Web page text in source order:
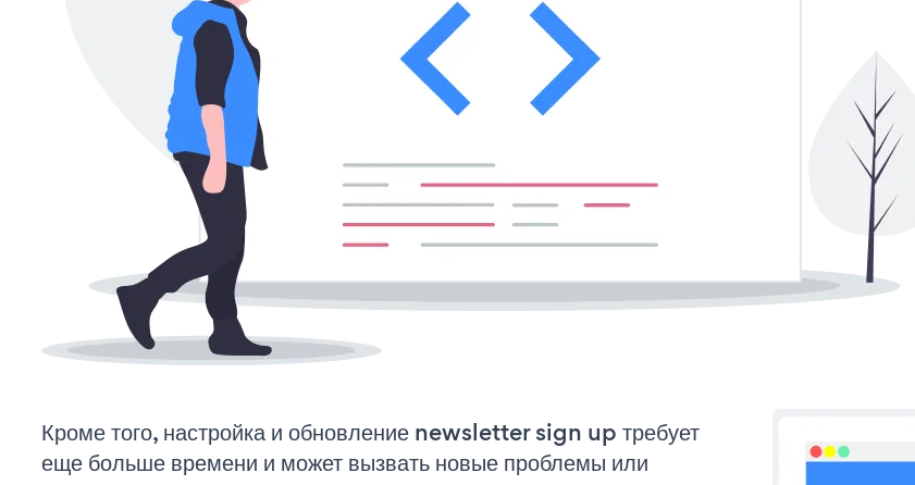
Кроме того, настройка и обновление newsletter sign up требует
еще больше времени и может вызвать новые проблемы или